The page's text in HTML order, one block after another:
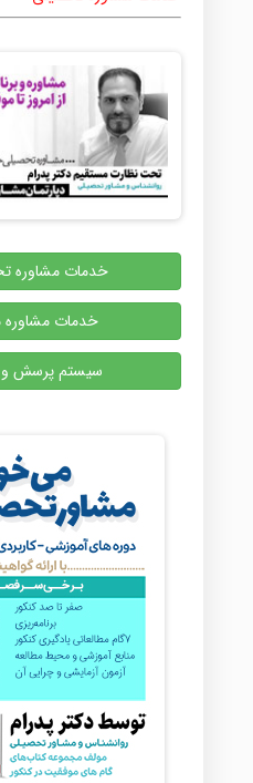
خدمات مشاوره
خدمات مشاوره
سیستم پرسش